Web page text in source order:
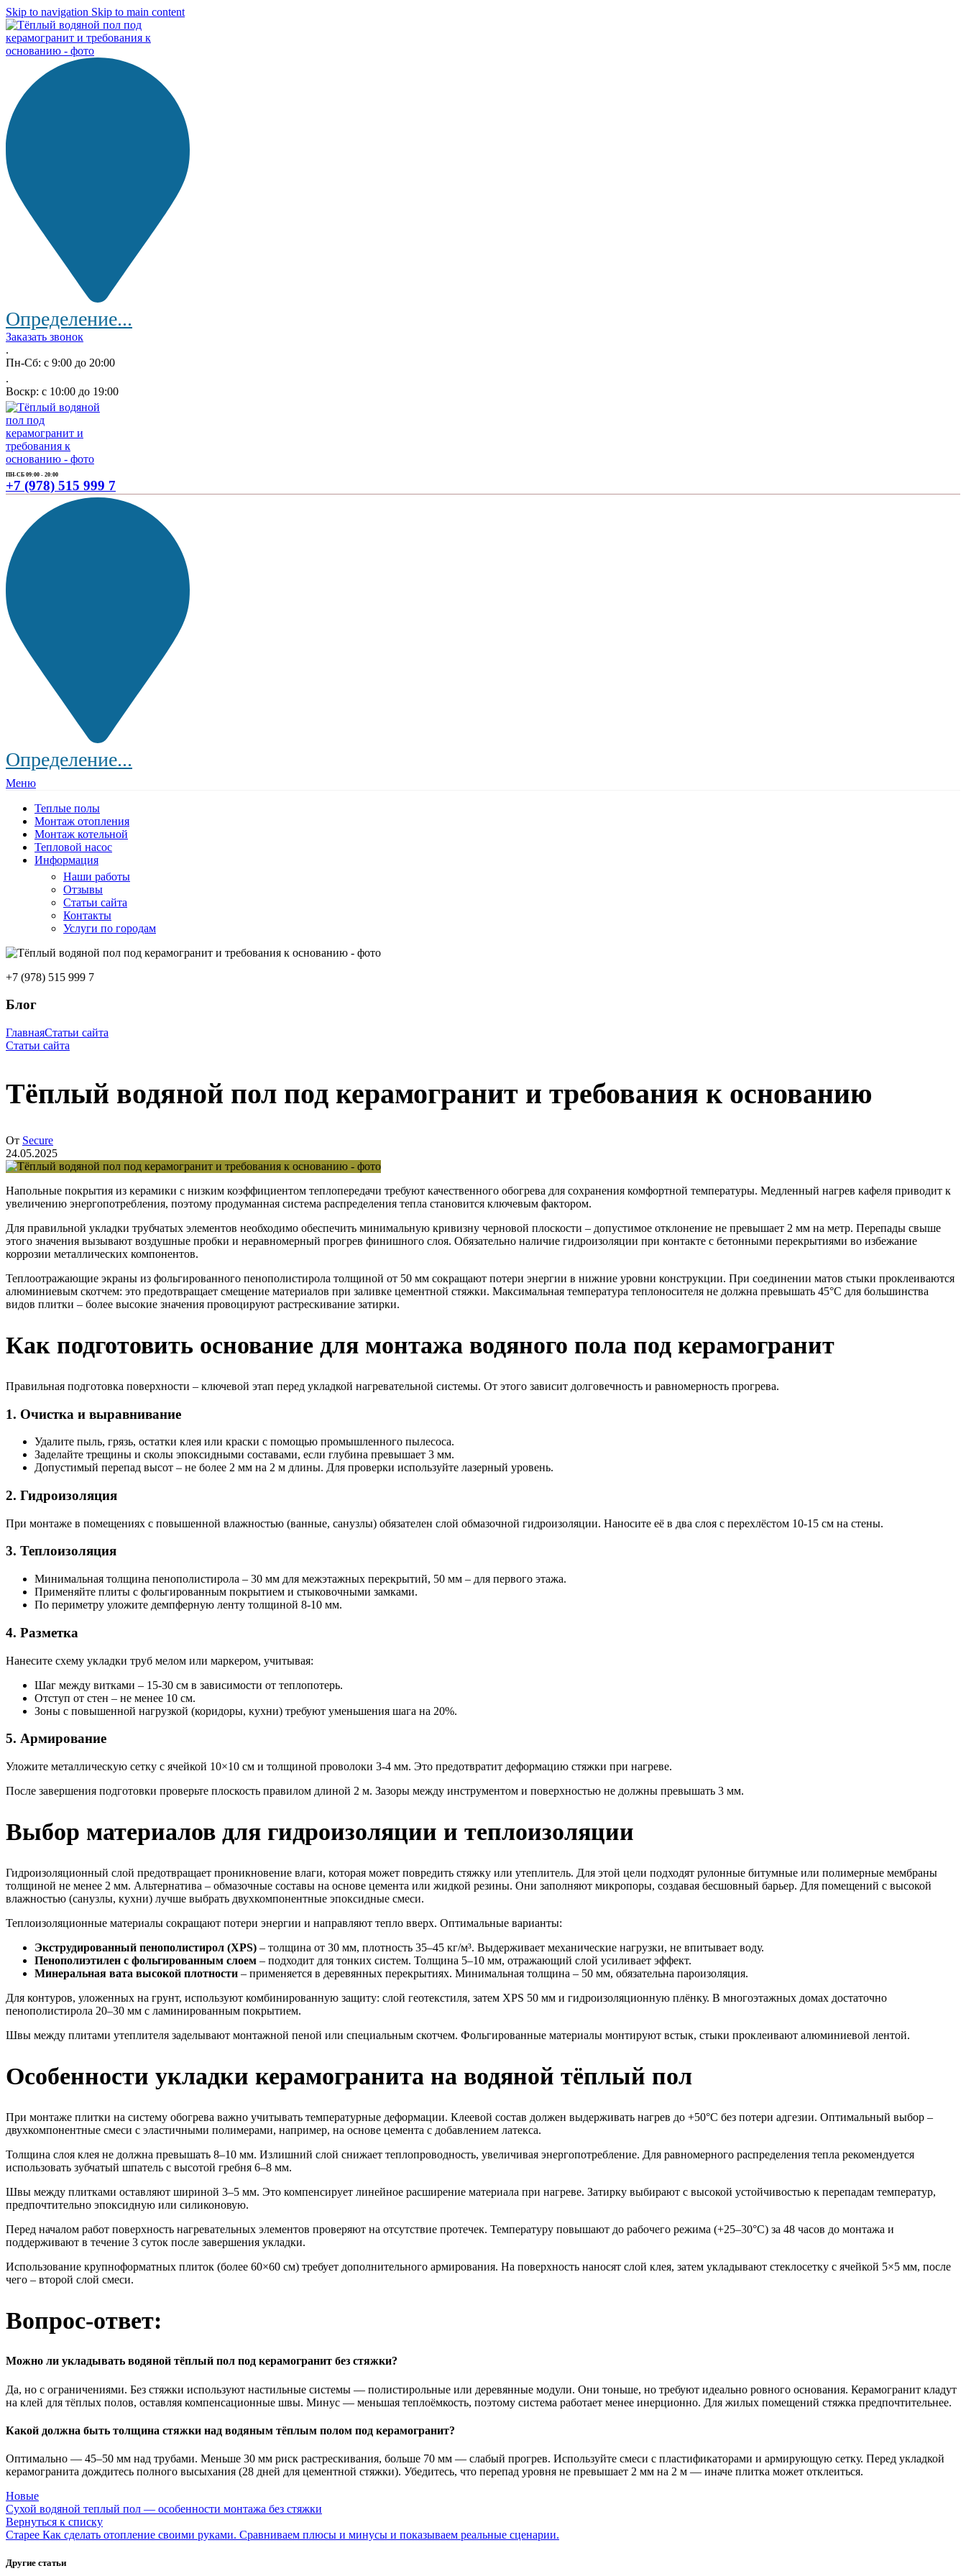
Skip to navigation Skip to main content
Определение...
Заказать звонок
.
Пн-Сб: с 9:00 до 20:00
.
Воскр: с 10:00 до 19:00
ПН-СБ 09:00 - 20:00
+7 (978) 515 999 7
Определение...
Меню
Теплые полы
Монтаж отопления
Монтаж котельной
Тепловой насос
Информация
Наши работы
Отзывы
Статьи сайта
Контакты
Услуги по городам
+7 (978) 515 999 7
Блог
ГлавнаяСтатьи сайта
Статьи сайта
Тёплый водяной пол под керамогранит и требования к основанию
От Secure
24.05.2025
Напольные покрытия из керамики с низким коэффициентом теплопередачи требуют качественного обогрева для сохранения комфортной температуры. Медленный нагрев кафеля приводит к
увеличению энергопотребления, поэтому продуманная система распределения тепла становится ключевым фактором.
Для правильной укладки трубчатых элементов необходимо обеспечить минимальную кривизну черновой плоскости – допустимое отклонение не превышает 2 мм на метр. Перепады свыше
этого значения вызывают воздушные пробки и неравномерный прогрев финишного слоя. Обязательно наличие гидроизоляции при контакте с бетонными перекрытиями во избежание
коррозии металлических компонентов.
Теплоотражающие экраны из фольгированного пенополистирола толщиной от 50 мм сокращают потери энергии в нижние уровни конструкции. При соединении матов стыки проклеиваются
алюминиевым скотчем: это предотвращает смещение материалов при заливке цементной стяжки. Максимальная температура теплоносителя не должна превышать 45°C для большинства
видов плитки – более высокие значения провоцируют растрескивание затирки.
Как подготовить основание для монтажа водяного пола под керамогранит
Правильная подготовка поверхности – ключевой этап перед укладкой нагревательной системы. От этого зависит долговечность и равномерность прогрева.
1. Очистка и выравнивание
Удалите пыль, грязь, остатки клея или краски с помощью промышленного пылесоса.
Заделайте трещины и сколы эпоксидными составами, если глубина превышает 3 мм.
Допустимый перепад высот – не более 2 мм на 2 м длины. Для проверки используйте лазерный уровень.
2. Гидроизоляция
При монтаже в помещениях с повышенной влажностью (ванные, санузлы) обязателен слой обмазочной гидроизоляции. Наносите её в два слоя с перехлёстом 10-15 см на стены.
3. Теплоизоляция
Минимальная толщина пенополистирола – 30 мм для межэтажных перекрытий, 50 мм – для первого этажа.
Применяйте плиты с фольгированным покрытием и стыковочными замками.
По периметру уложите демпферную ленту толщиной 8-10 мм.
4. Разметка
Нанесите схему укладки труб мелом или маркером, учитывая:
Шаг между витками – 15-30 см в зависимости от теплопотерь.
Отступ от стен – не менее 10 см.
Зоны с повышенной нагрузкой (коридоры, кухни) требуют уменьшения шага на 20%.
5. Армирование
Уложите металлическую сетку с ячейкой 10×10 см и толщиной проволоки 3-4 мм. Это предотвратит деформацию стяжки при нагреве.
После завершения подготовки проверьте плоскость правилом длиной 2 м. Зазоры между инструментом и поверхностью не должны превышать 3 мм.
Выбор материалов для гидроизоляции и теплоизоляции
Гидроизоляционный слой предотвращает проникновение влаги, которая может повредить стяжку или утеплитель. Для этой цели подходят рулонные битумные или полимерные мембраны
толщиной не менее 2 мм. Альтернатива – обмазочные составы на основе цемента или жидкой резины. Они заполняют микропоры, создавая бесшовный барьер. Для помещений с высокой
влажностью (санузлы, кухни) лучше выбрать двухкомпонентные эпоксидные смеси.
Теплоизоляционные материалы сокращают потери энергии и направляют тепло вверх. Оптимальные варианты:
Экструдированный пенополистирол (XPS) – толщина от 30 мм, плотность 35–45 кг/м³. Выдерживает механические нагрузки, не впитывает воду.
Пенополиэтилен с фольгированным слоем – подходит для тонких систем. Толщина 5–10 мм, отражающий слой усиливает эффект.
Минеральная вата высокой плотности – применяется в деревянных перекрытиях. Минимальная толщина – 50 мм, обязательна пароизоляция.
Для контуров, уложенных на грунт, используют комбинированную защиту: слой геотекстиля, затем XPS 50 мм и гидроизоляционную плёнку. В многоэтажных домах достаточно
пенополистирола 20–30 мм с ламинированным покрытием.
Швы между плитами утеплителя заделывают монтажной пеной или специальным скотчем. Фольгированные материалы монтируют встык, стыки проклеивают алюминиевой лентой.
Особенности укладки керамогранита на водяной тёплый пол
При монтаже плитки на систему обогрева важно учитывать температурные деформации. Клеевой состав должен выдерживать нагрев до +50°C без потери адгезии. Оптимальный выбор –
двухкомпонентные смеси с эластичными полимерами, например, на основе цемента с добавлением латекса.
Толщина слоя клея не должна превышать 8–10 мм. Излишний слой снижает теплопроводность, увеличивая энергопотребление. Для равномерного распределения тепла рекомендуется
использовать зубчатый шпатель с высотой гребня 6–8 мм.
Швы между плитками оставляют шириной 3–5 мм. Это компенсирует линейное расширение материала при нагреве. Затирку выбирают с высокой устойчивостью к перепадам температур,
предпочтительно эпоксидную или силиконовую.
Перед началом работ поверхность нагревательных элементов проверяют на отсутствие протечек. Температуру повышают до рабочего режима (+25–30°C) за 48 часов до монтажа и
поддерживают в течение 3 суток после завершения укладки.
Использование крупноформатных плиток (более 60×60 см) требует дополнительного армирования. На поверхность наносят слой клея, затем укладывают стеклосетку с ячейкой 5×5 мм, после
чего – второй слой смеси.
Вопрос-ответ:
Можно ли укладывать водяной тёплый пол под керамогранит без стяжки?
Да, но с ограничениями. Без стяжки используют настильные системы — полистирольные или деревянные модули. Они тоньше, но требуют идеально ровного основания. Керамогранит кладут
на клей для тёплых полов, оставляя компенсационные швы. Минус — меньшая теплоёмкость, поэтому система работает менее инерционно. Для жилых помещений стяжка предпочтительнее.
Какой должна быть толщина стяжки над водяным тёплым полом под керамогранит?
Оптимально — 45–50 мм над трубами. Меньше 30 мм риск растрескивания, больше 70 мм — слабый прогрев. Используйте смеси с пластификаторами и армирующую сетку. Перед укладкой
керамогранита дождитесь полного высыхания (28 дней для цементной стяжки). Убедитесь, что перепад уровня не превышает 2 мм на 2 м — иначе плитка может отклеиться.
Новые
Сухой водяной теплый пол — особенности монтажа без стяжки
Вернуться к списку
Старее Как сделать отопление своими руками. Сравниваем плюсы и минусы и показываем реальные сценарии.
Другие статьи